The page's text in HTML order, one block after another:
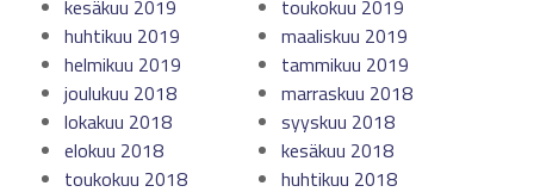
kesäkuu 2019
toukokuu 2019
huhtikuu 2019
maaliskuu 2019
helmikuu 2019
tammikuu 2019
joulukuu 2018
marraskuu 2018
lokakuu 2018
syyskuu 2018
elokuu 2018
kesäkuu 2018
toukokuu 2018
huhtikuu 2018